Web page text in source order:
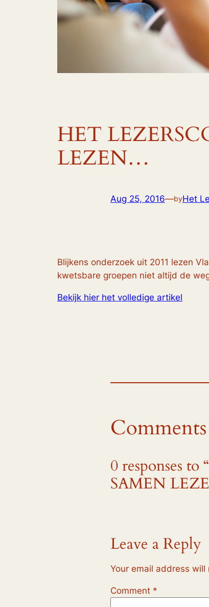
HET
LEZEN…
Aug 25, 2016—byHet
Blijkens onderzoek uit 2011 lezen
kwetsbare groepen niet altijd de
Bekijk hier het volledige artikel
Comments
0 responses
SAMEN
Leave a Reply
Your email address
Comment *